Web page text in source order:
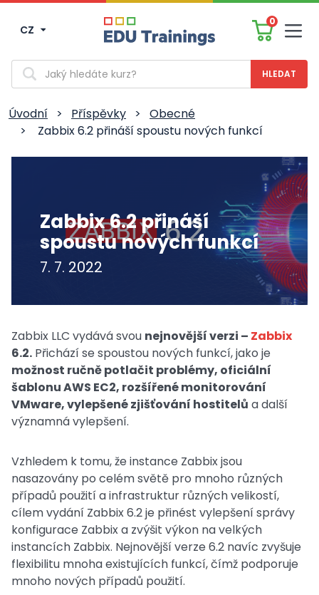
CZ
0
Vyhledávání
Úvodní > Příspěvky >
Obecné
>
Zabbix 6.2 přináší spoustu nových funkcí
Zabbix 6.2 přináší
spoustu nových funkcí
7. 7. 2022
Zabbix LLC vydává svou nejnovější verzi – Zabbix
6.2. Přichází se spoustou nových funkcí, jako je
možnost ručně potlačit problémy, oficiální
šablonu AWS EC2, rozšířené monitorování
VMware, vylepšené zjišťování hostitelů a další
významná vylepšení.
Vzhledem k tomu, že instance Zabbix jsou
nasazovány po celém světě pro mnoho různých
případů použití a infrastruktur různých velikostí,
cílem vydání Zabbix 6.2 je přinést vylepšení správy
konfigurace Zabbix a zvýšit výkon na velkých
instancích Zabbix. Nejnovější verze 6.2 navíc zvyšuje
flexibilitu mnoha existujících funkcí, čímž podporuje
mnoho nových případů použití.